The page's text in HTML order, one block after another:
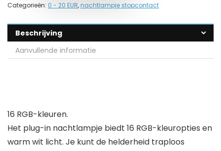
Categorieën: 0 - 20 EUR, nachtlampje stopcontact
Beschrijving
Aanvullende informatie
16 RGB-kleuren.
Het plug-in nachtlampje biedt 16 RGB-kleuropties en
warm wit licht. Je kunt de helderheid traploos